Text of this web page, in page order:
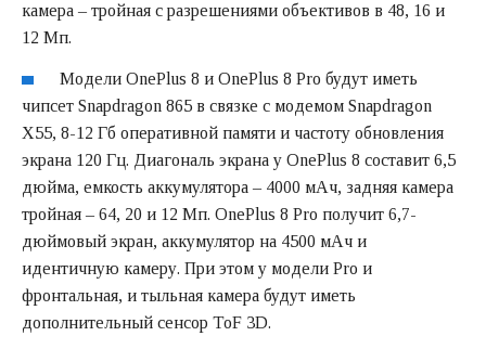
камера – тройная с разрешениями объективов в 48, 16 и
12 Мп.
Модели OnePlus 8 и OnePlus 8 Pro будут иметь
чипсет Snapdragon 865 в связке с модемом Snapdragon
X55, 8-12 Гб оперативной памяти и частоту обновления
экрана 120 Гц. Диагональ экрана у OnePlus 8 составит 6,5
дюйма, емкость аккумулятора – 4000 мАч, задняя камера
тройная – 64, 20 и 12 Мп. OnePlus 8 Pro получит 6,7-
дюймовый экран, аккумулятор на 4500 мАч и
идентичную камеру. При этом у модели Pro и
фронтальная, и тыльная камера будут иметь
дополнительный сенсор ToF 3D.